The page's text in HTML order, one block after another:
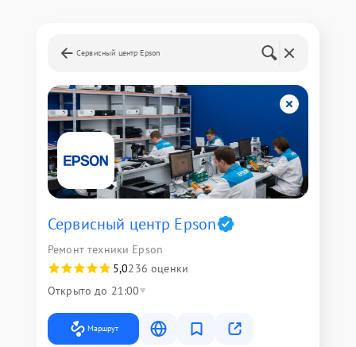
Сервисный центр Epson
Сервисный центр Epson
Ремонт техники Epson
5,0236 оценки
Открыто до 21:00
Маршрут